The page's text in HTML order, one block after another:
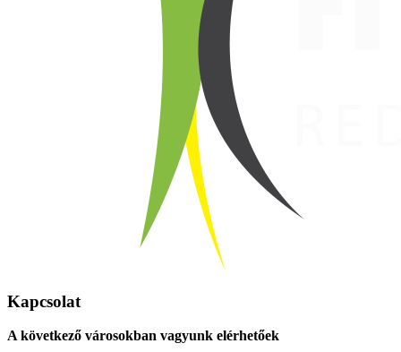
Kapcsolat
A következő városokban vagyunk elérhetőek